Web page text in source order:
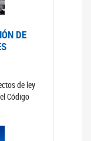
DE
de ley
Código